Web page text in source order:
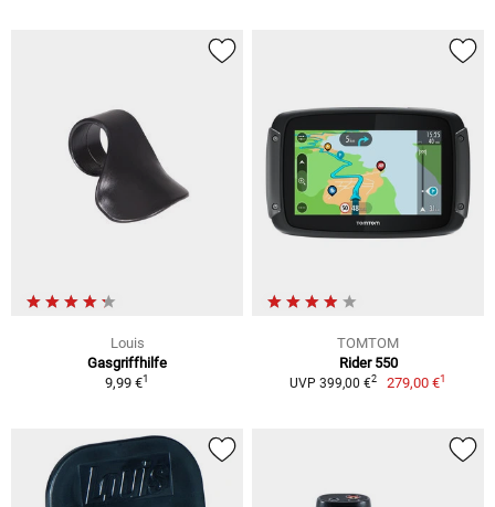
Louis
Gasgriffhilfe
9,99 €1
TOMTOM
Rider 550
UVP 399,00 €2 279,00 €1